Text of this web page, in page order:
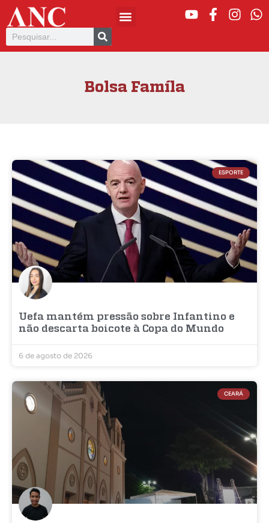
Bolsa Famíla
ESPORTE
Uefa mantém pressão sobre Infantino e
não descarta boicote à Copa do Mundo
6 de agosto de 2026
CEARÁ